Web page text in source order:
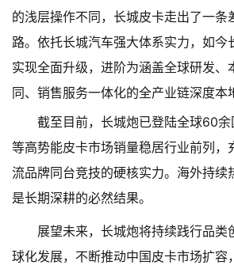
的浅层操作不同，长城皮卡走出了一条
路。依托长城汽车强大体系实力，如今
实现全面升级，进阶为涵盖全球研发、
同、销售服务一体化的全产业链深度本
截至目前，长城炮已登陆全球60
等高势能皮卡市场销量稳居行业前列，
流品牌同台竞技的硬核实力。海外持续
是长期深耕的必然结果。
展望未来，长城炮将持续践行品类
球化发展，不断推动中国皮卡市场扩容